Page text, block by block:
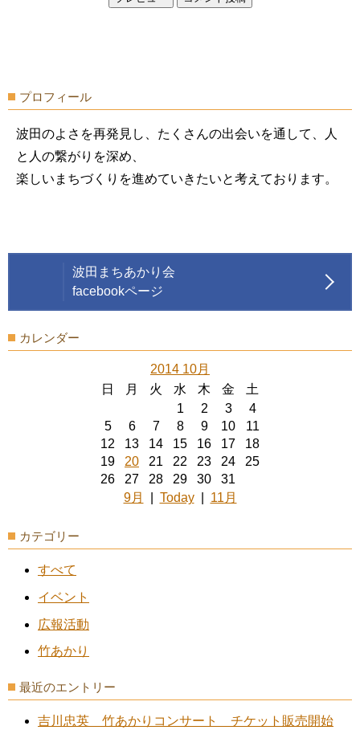
プロフィール
波田のよさを再発見し、たくさんの出会いを通して、人
と人の繋がりを深め、
楽しいまちづくりを進めていきたいと考えております。
波田まちあかり会
facebookページ
カレンダー
2014 10月
日
月 火 水 木 金
土
1
2 3
4
5
6 7 8 9 10
11
12
13 14 15 16 17
18
19
20 21 22 23 24
25
26
27 28 29 30
31
9月
Today| 11月
カテゴリー
すべて
イベント
広報活動
竹あかり
最近のエントリー
吉川忠英 竹あかりコンサート チケット販売開始